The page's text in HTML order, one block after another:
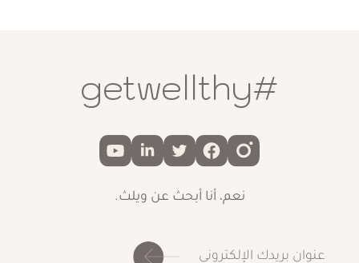
#getwellthy
نعم، أنا أبحث عن ويلث.